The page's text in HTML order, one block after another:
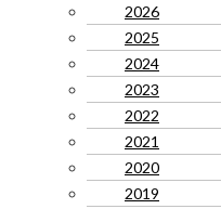
2026
2025
2024
2023
2022
2021
2020
2019